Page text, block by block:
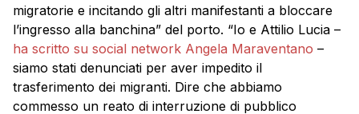
migratorie e incitando gli altri manifestanti a bloccare
l’ingresso alla banchina” del porto. “Io e Attilio Lucia –
ha scritto su social network Angela Maraventano –
siamo stati denunciati per aver impedito il
trasferimento dei migranti. Dire che abbiamo
commesso un reato di interruzione di pubblico